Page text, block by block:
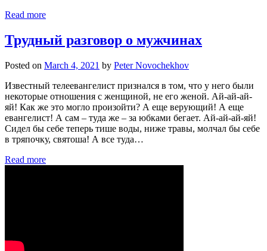
Read more
Трудный разговор о мужчинах
Posted on March 4, 2021 by Peter Novochekhov
Известный телеевангелист признался в том, что у него были
некоторые отношения с женщиной, не его женой. Ай-ай-ай-
яй! Как же это могло произойти? А еще верующий! А еще
евангелист! А сам – туда же – за юбками бегает. Ай-ай-ай-яй!
Сидел бы себе теперь тише воды, ниже травы, молчал бы себе
в тряпочку, святоша! А все туда…
Read more